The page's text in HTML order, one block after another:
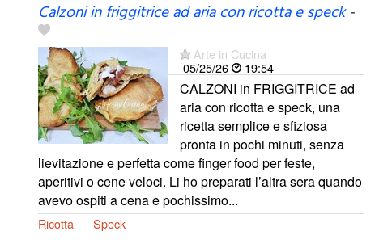
Calzoni in friggitrice ad aria con ricotta e speck-
Arte in Cucina
05/25/26
19:54
CALZONI in FRIGGITRICE ad
aria con ricotta e speck, una
ricetta semplice e sfiziosa
pronta in pochi minuti, senza
lievitazione e perfetta come finger food per feste,
aperitivi o cene veloci. Li ho preparati l’altra sera quando
avevo ospiti a cena e pochissimo...
Ricotta Speck